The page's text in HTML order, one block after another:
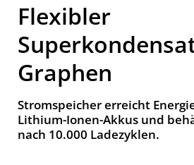
Flexibler
Graphen
Stromspeicher erreicht
Lithium-Ionen-Akkus und
nach 10.000 Ladezyklen.